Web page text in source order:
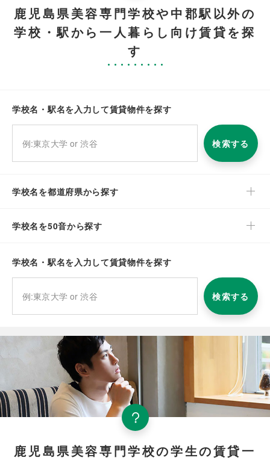
鹿児島県美容専門学校や中郡駅以外の
学校・駅から一人暮らし向け賃貸を探
す
学校名・駅名を入力して賃貸物件を探す
検索する
学校名を都道府県から探す
学校名を50音から探す
学校名・駅名を入力して賃貸物件を探す
検索する
鹿児島県美容専門学校の学生の賃貸一